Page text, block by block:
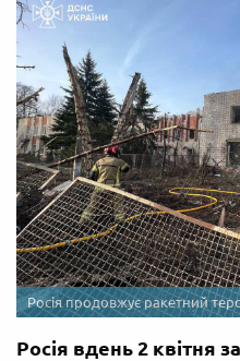
Росія продовжує ракетний
Росія вдень 2 квітня